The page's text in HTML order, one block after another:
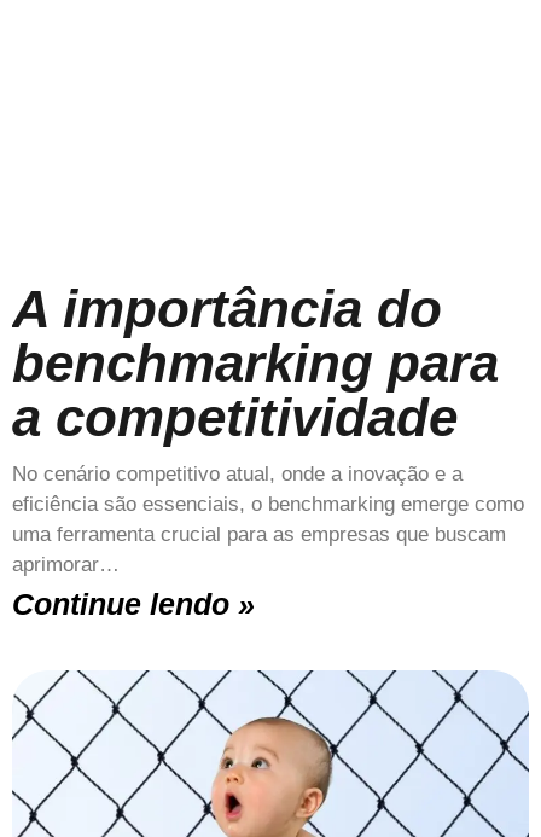
A importância do
benchmarking para
a competitividade
No cenário competitivo atual, onde a inovação e a
eficiência são essenciais, o benchmarking emerge como
uma ferramenta crucial para as empresas que buscam
aprimorar…
Continue lendo »